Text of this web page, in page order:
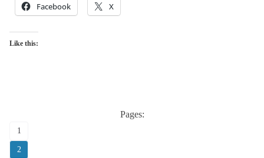
Facebook X
Like this:
Pages:
1
2